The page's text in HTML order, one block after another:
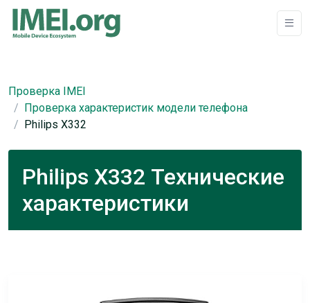
Проверка IMEI
Проверка характеристик модели телефона
Philips X332
Philips X332 Технические
характеристики